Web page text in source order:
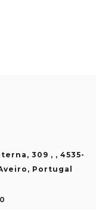
309 , , 4535-
Portugal